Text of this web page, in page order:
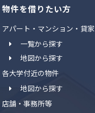
物件を借りたい方
アパート・マンション・貸家
一覧から探す
地図から探す
各大学付近の物件
地図から探す
店舗・事務所等